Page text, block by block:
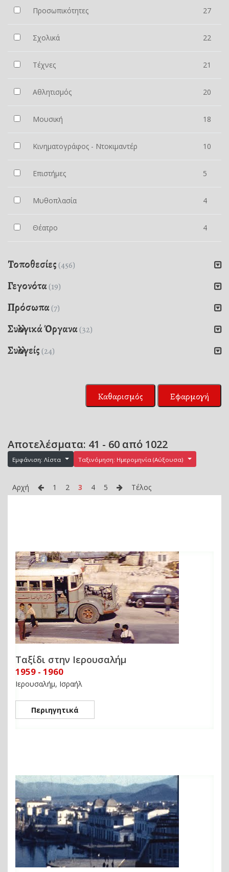
Προσωπικότητες 27
Σχολικά 22
Τέχνες 21
Αθλητισμός 20
Μουσική 18
Κινηματογράφος - Ντοκιμαντέρ 10
Επιστήμες 5
Μυθοπλασία 4
Θέατρο 4
Τοποθεσίες (456)
Γεγονότα(19)
Πρόσωπα(7)
Συλλογικά Όργανα(32)
Συλλογείς (24)
Καθαρισμός Εφαρμογή
Αποτελέσματα: 41 - 60 από 1022
Εμφάνιση: Λίστα Ταξινόμηση: Ημερομηνία (Αύξουσα)
Αρχή 1 2 3 4 5 Τέλος
Ταξίδι στην Ιερουσαλήμ
1959 - 1960
Ιερουσαλήμ, Ισραήλ
Περιηγητικά